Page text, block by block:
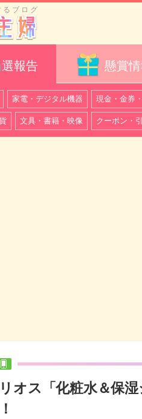
ブログ
選報告 懸賞
家電・デジタル機器 現金・金券
文具・書籍・映像 クーポン・
オス「化粧水＆保